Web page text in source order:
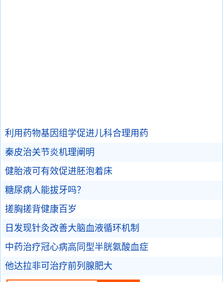
利用药物基因组学促进儿科合理用药
秦皮治关节炎机理阐明
健胎液可有效促进胚泡着床
糖尿病人能拔牙吗？
搓胸搓背健康百岁
日发现针灸改善大脑血液循环机制
中药治疗冠心病高同型半胱氨酸血症
他达拉非可治疗前列腺肥大